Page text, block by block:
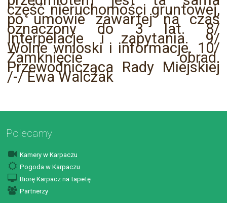
część nieruchomości gruntowej,
po umowie zawartej na czas
oznaczony do 3 lat. 8/
Interpelacje i zapytania. 9/
Wolne wnioski i informacje. 10/
Zamknięcie obrad.
Przewodnicząca Rady Miejskiej
/-/ Ewa Walczak
Polecamy
Kamery w Karpaczu
Pogoda w Karpaczu
Biorę Karpacz na tapetę
Partnerzy